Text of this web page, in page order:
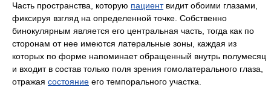
Часть пространства, которую пациентвидит обоими глазами,
фиксируя взгляд на определенной точке. Собственно
бинокулярным является его центральная часть, тогда как по
сторонам от нее имеются латеральные зоны, каждая из
которых по форме напоминает обращенный внутрь полумесяц
и входит в состав только поля зрения гомолатерального глаза,
отражая состояние его темпорального участка.